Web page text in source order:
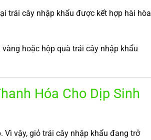
trái cây nhập khẩu được kết hợp hài hòa
hoặc hộp quà trái cây nhập khẩu
Hóa Cho Dịp Sinh
vậy, giỏ trái cây nhập khẩu đang trở